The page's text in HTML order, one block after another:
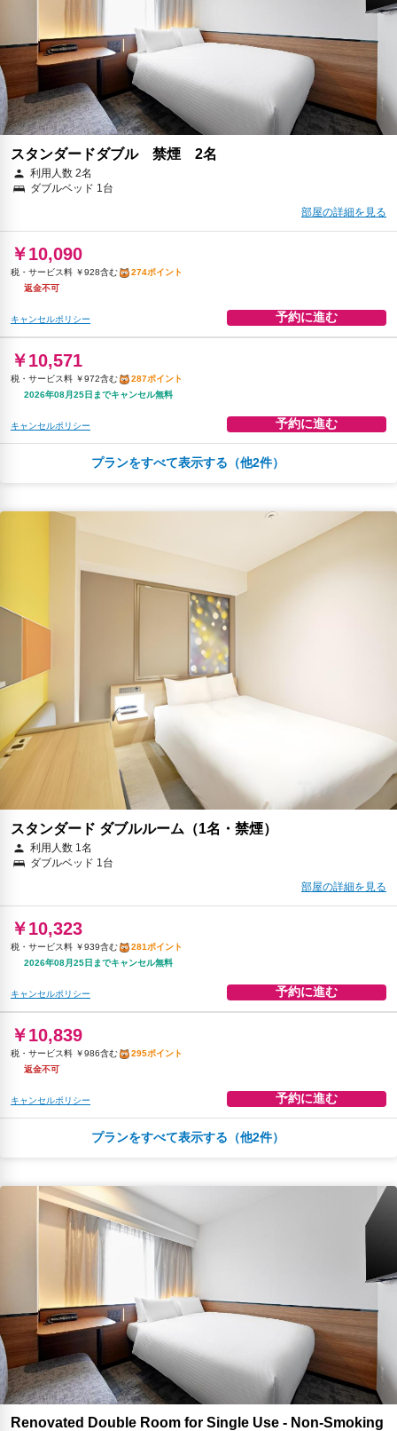
￥12,550
税・サービス料 ￥1,153含む
341ポイント
2026年08月25日までキャンセル無料
キャンセルポリシー 予約に進む
スタンダードダブル 禁煙 2名
利用人数 2名
ダブルベッド 1台
部屋の詳細を見る
￥10,090
税・サービス料 ￥928含む
274ポイント
返金不可
キャンセルポリシー 予約に進む
￥10,571
税・サービス料 ￥972含む
287ポイント
2026年08月25日までキャンセル無料
キャンセルポリシー 予約に進む
税・サービス料 ￥1,142含む
338ポイント
予約に進む
￥12,908
プランをすべて表示する（他2件）
スタンダード ダブルルーム（1名・禁煙）
利用人数 1名
ダブルベッド 1台
部屋の詳細を見る
￥10,323
税・サービス料 ￥939含む
281ポイント
2026年08月25日までキャンセル無料
キャンセルポリシー 予約に進む
￥10,839
税・サービス料 ￥986含む
295ポイント
返金不可
キャンセルポリシー 予約に進む
税・サービス料 ￥1,069含む
320ポイント
2026年08月25日までキャンセル無料
キャンセルポリシー
無料WiFi
￥12,342
税・サービス料 ￥1,122含む
336ポイント
返金不可
キャンセルポリシー 予約に進む
プランをすべて表示する（他2件）
Renovated Double Room for Single Use - Non-Smoking